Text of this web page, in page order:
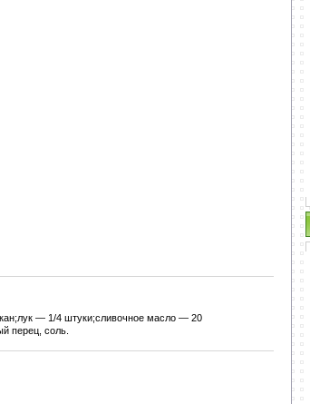
— 1/4 штуки;сливочное масло — 20
перец, соль.